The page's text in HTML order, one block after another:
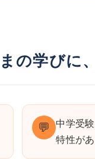
の学びに
💬
中学受
特性が